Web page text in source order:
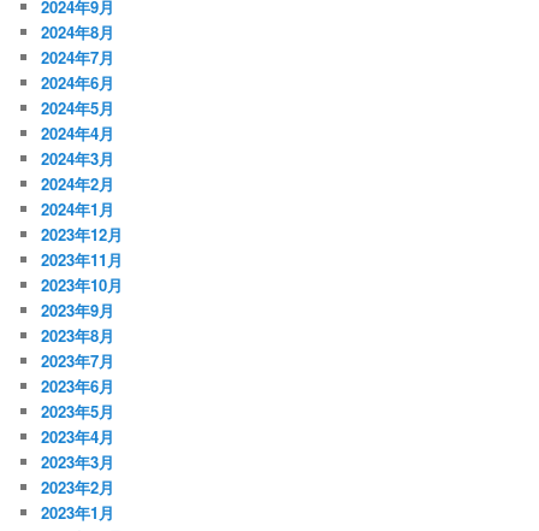
2024年9月
2024年8月
2024年7月
2024年6月
2024年5月
2024年4月
2024年3月
2024年2月
2024年1月
2023年12月
2023年11月
2023年10月
2023年9月
2023年8月
2023年7月
2023年6月
2023年5月
2023年4月
2023年3月
2023年2月
2023年1月